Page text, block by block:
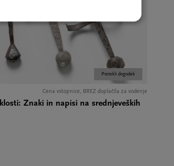
Pretekli dogodek
Cena vstopnice, BREZ doplačila za vodenje
Znaki in napisi na srednjeveških